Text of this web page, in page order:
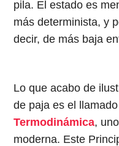
pila. El estado es
más determinista, y
decir, de más baja
Lo que acabo de
de paja es el
Termodinámica,
moderna. Este